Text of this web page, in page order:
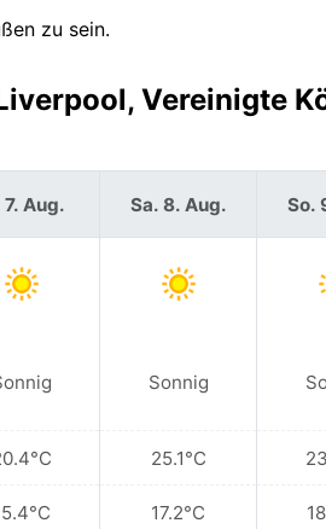
zu sein.
Vereinigte
7. Aug. Sa. 8. Aug.
Sonnig
25.1°C
17.2°C
So.